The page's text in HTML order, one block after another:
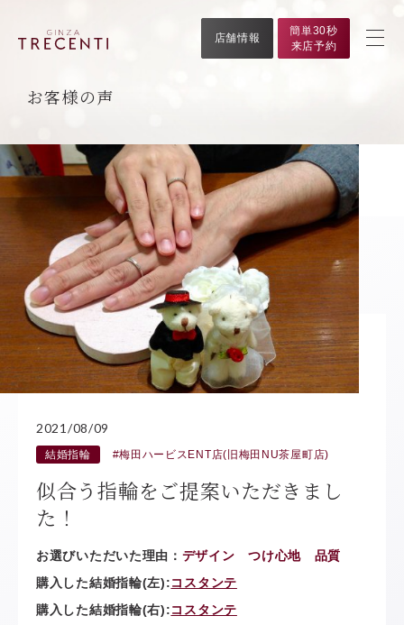
店舗情報
簡単30秒
来店予約
お客様の声
2021/08/09
結婚指輪 #梅田ハービスENT店(旧梅田NU茶屋町店)
似合う指輪をご提案いただきまし
た！
お選びいただいた理由： デザイン つけ心地 品質
購入した結婚指輪(左):コスタンテ
購入した結婚指輪(右):コスタンテ